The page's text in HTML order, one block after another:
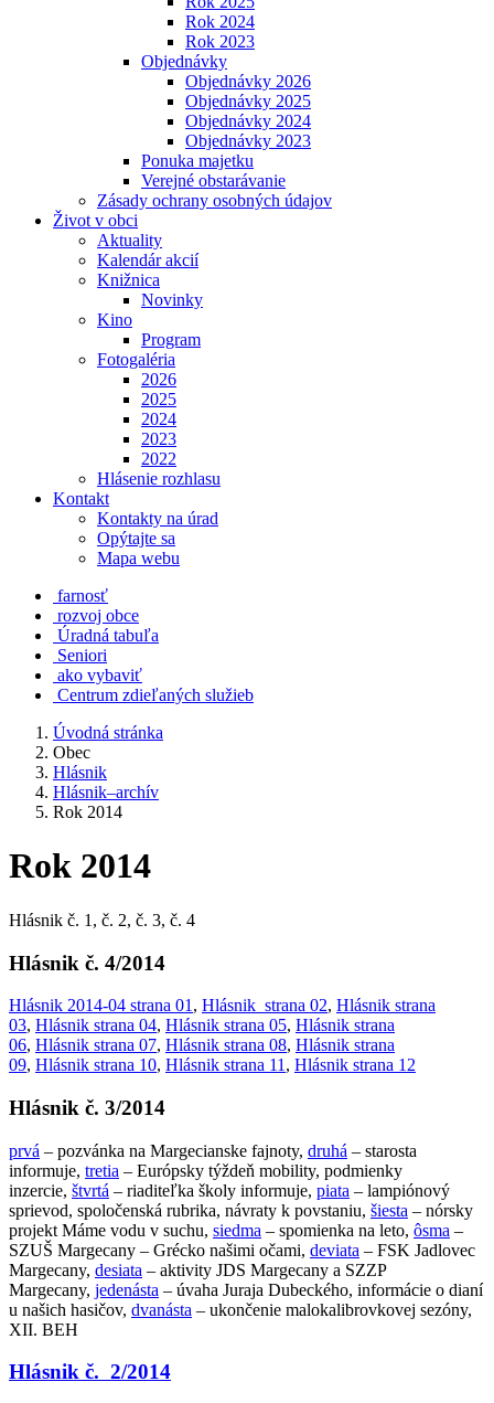
Rok 2024
Rok 2023
Objednávky
Objednávky 2026
Objednávky 2025
Objednávky 2024
Objednávky 2023
Ponuka majetku
Verejné obstarávanie
Zásady ochrany osobných údajov
Život v obci
Aktuality
Kalendár akcií
Knižnica
Novinky
Kino
Program
Fotogaléria
2026
2025
2024
2023
2022
Hlásenie rozhlasu
Kontakt
Kontakty na úrad
Opýtajte sa
Mapa webu
farnosť
rozvoj obce
Úradná tabuľa
Seniori
ako vybaviť
Centrum zdieľaných služieb
Úvodná stránka
Obec
Hlásnik
Hlásnik–archív
Rok 2014
Rok 2014
Hlásnik č. 1, č. 2, č. 3, č. 4
Hlásnik č. 4/2014
Hlásnik 2014-04 strana 01 , Hlásnik strana 02, Hlásnik strana
03, Hlásnik strana 04, Hlásnik strana 05, Hlásnik strana
06, Hlásnik strana 07, Hlásnik strana 08, Hlásnik strana
09, Hlásnik strana 10, Hlásnik strana 11 , Hlásnik strana 12
Hlásnik č. 3/2014
prvá – pozvánka na Margecianske fajnoty, druhá – starosta
informuje, tretia – Európsky týždeň mobility, podmienky
inzercie, štvrtá – riaditeľka školy informuje, piata – lampiónový
sprievod, spoločenská rubrika, návraty k povstaniu, šiesta – nórsky
projekt Máme vodu v suchu, siedma – spomienka na leto, ôsma –
SZUŠ Margecany – Grécko našimi očami, deviata – FSK Jadlovec
Margecany, desiata – aktivity JDS Margecany a SZZP
Margecany, jedenásta – úvaha Juraja Dubeckého, informácie o dianí
u našich hasičov, dvanásta – ukončenie malokalibrovkovej sezóny,
XII. BEH
Hlásnik č. 2/2014